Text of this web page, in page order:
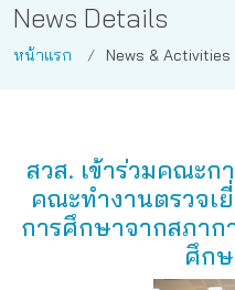
News Details
หน้าแรก News & Activities
สวส. เข้าร่วมคณะ
คณะทํางานตรวจเ
การศึกษาจากสภาก
ศึก